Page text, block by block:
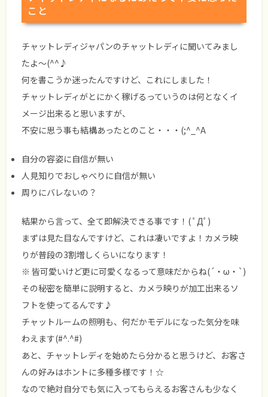
こと
チャットレディジャパンのチャットレディに聞いてみまし
たよ～(^^♪
何を書こうか迷ったんですけど、これにしました！
チャットレディがとにかく稼げるっていうのは何となくイ
メージ出来ると思いますが、
不安に思う事も結構あったとのこと・・・(;^_^A
自分の容姿に自信が無い
人見知りでおしゃべりに自信が無い
周りにバレないの？
結果から言って、全て即解決できる事です！( ﾟДﾟ)
まずは見た目なんですけど、これは凄いですよ！カメラ映
りが普段の3割増しくらいになります！
※ 皆可愛いけど更に可愛くなるって意味だからね(´・ω・`)
その秘密を簡単に説明すると、カメラ映りが加工出来るソ
フトを使ってるんです♪
チャットルームの照明も、何だかモデルになった気分を味
わえます(#^.^#)
あと、チャットレディを始めたら分かると思うけど、お客さ
んの好みはホントに多種多様です！☆
なので絶対自分でも気に入ってもらえるお客さんも少なく